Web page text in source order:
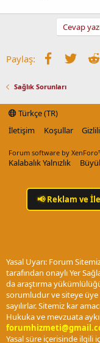
Cevap
Paylaş: Facebook
Twitter
Sağlık Sorunları
Türkçe (TR)
İletişim
Koşullar
Forum software by
Kalabalık Yalnızlık
📢Reklam ve
Yasal Uyarı: Forum
tarafından onaylı Yer
da araştırma
sorumludur ve siteye
sayılırlar. Sitemiz kar
Hukuka ve mevzuata
Yasal süre içerisinde ilgili